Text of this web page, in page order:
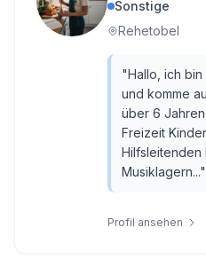
Sonstige
Rehetobel
"Hallo, ich bin
und komme
über 6
Freizeit
Hilfsleitenden
Musiklagern..."
Profil ansehen